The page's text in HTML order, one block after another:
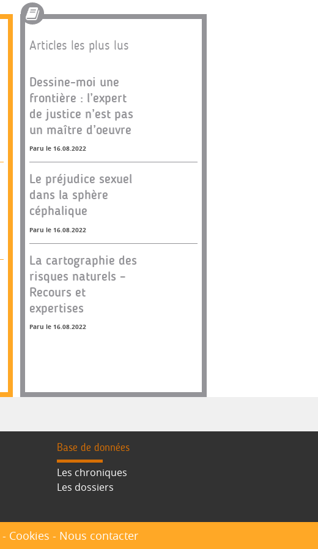
Articles les plus lus
Dessine-moi une
frontière : l’expert
de justice n’est pas
un maître d’oeuvre
Paru le 16.08.2022
Le préjudice sexuel
dans la sphère
céphalique
Paru le 16.08.2022
La cartographie des
risques naturels –
Recours et
expertises
Paru le 16.08.2022
Base de données
Les chroniques
Les dossiers
- Cookies - Nous contacter